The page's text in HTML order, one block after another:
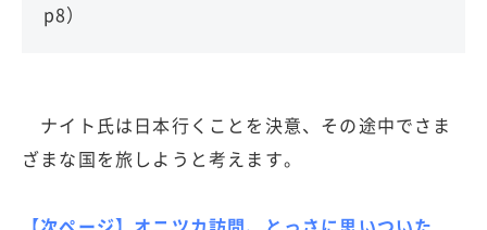
p8）
ナイト氏は日本行くことを決意、その途中でさま
ざまな国を旅しようと考えます。